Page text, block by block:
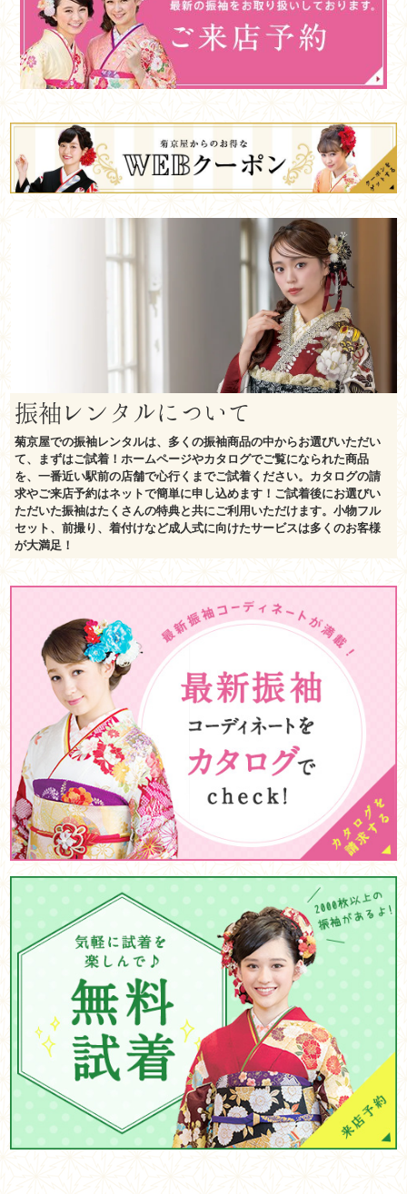
振袖レンタルについて
菊京屋での振袖レンタルは、多くの振袖商品の中からお選びいただい
て、まずはご試着！ホームページやカタログでご覧になられた商品
を、一番近い駅前の店舗で心行くまでご試着ください。カタログの請
求やご来店予約はネットで簡単に申し込めます！ご試着後にお選びい
ただいた振袖はたくさんの特典と共にご利用いただけます。小物フル
セット、前撮り、着付けなど成人式に向けたサービスは多くのお客様
が大満足！